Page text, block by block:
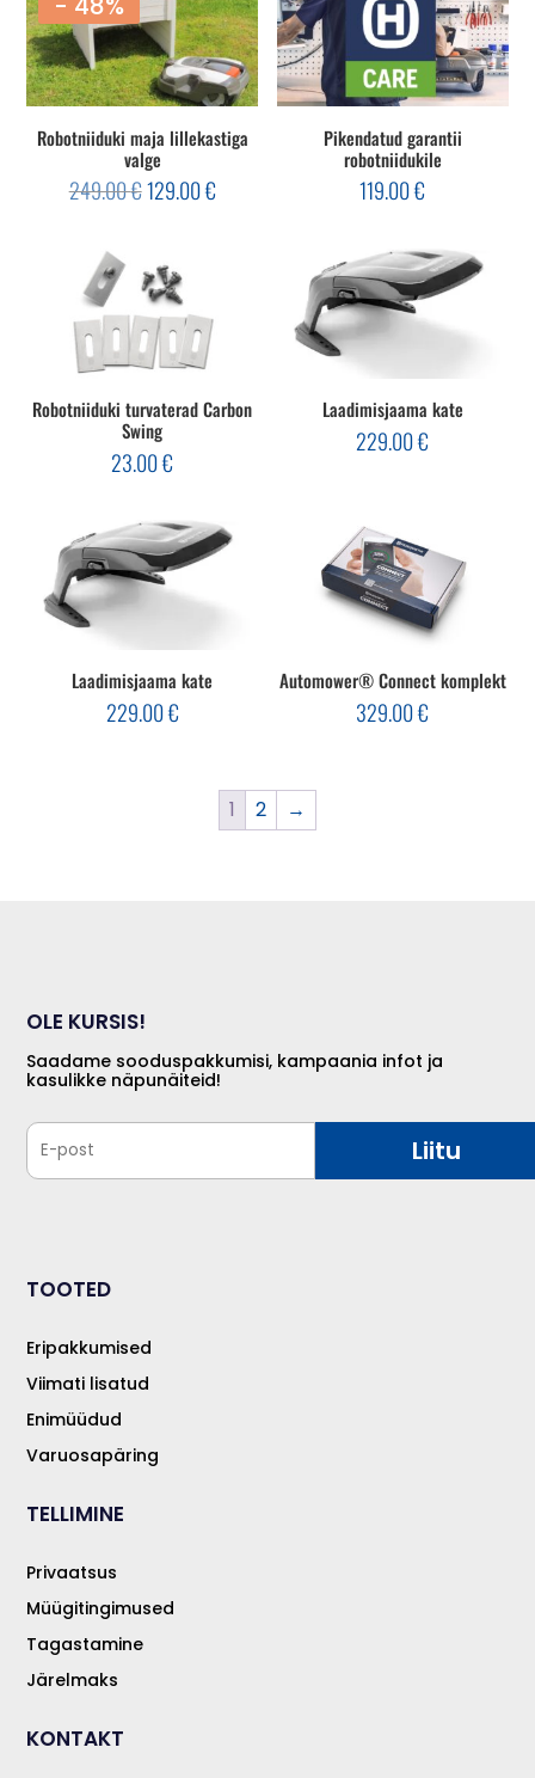
Robotniiduki maja lillekastiga
valge
249.00€Algne
hind
129.00€Current
price
Pikendatud garantii
robotniidukile
119.00€
Robotniiduki turvaterad Carbon
Swing
23.00€
Laadimisjaama kate
229.00€
Laadimisjaama kate
229.00€
Automower® Connect komplekt
329.00€
1 2 →
OLE KURSIS!
Saadame sooduspakkumisi, kampaania infot ja
kasulikke näpunäiteid!
Liitu
TOOTED
Eripakkumised
Viimati lisatud
Enimüüdud
Varuosapäring
TELLIMINE
Privaatsus
Müügitingimused
Tagastamine
Järelmaks
KONTAKT